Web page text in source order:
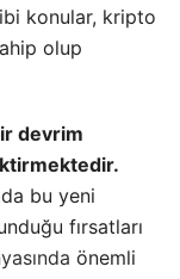
konular, kripto
olup
devrim
bu yeni
fırsatları
önemli